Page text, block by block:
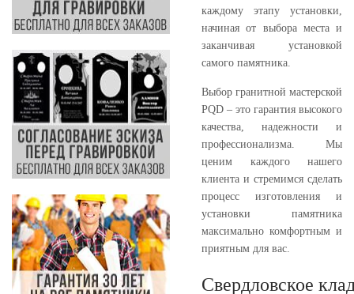
каждому этапу установки,
начиная от выбора места и
заканчивая установкой
самого памятника.
Выбор гранитной мастерской
PQD – это гарантия высокого
качества, надежности и
профессионализма. Мы
ценим каждого нашего
клиента и стремимся сделать
процесс изготовления и
установки памятника
максимально комфортным и
приятным для вас.
Свердловское